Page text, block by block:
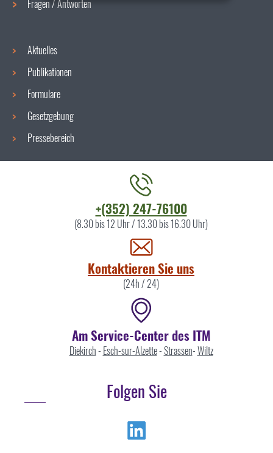
Fragen / Antworten
Aktuelles
Publikationen
Formulare
Gesetzgebung
Pressebereich
+(352) 247-76100
(8.30 bis 12 Uhr / 13.30 bis 16.30 Uhr)
Kontaktieren Sie uns
(24h / 24)
Am Service-Center des ITM
Diekirch- Esch-sur-Alzette-Strassen-Wiltz
Folgen Sie